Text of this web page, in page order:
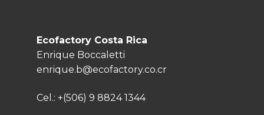
Ecofactory Costa Rica
Enrique Boccaletti
enrique.b@ecofactory.co.cr
Cel.:+(506) 9 8824 1344